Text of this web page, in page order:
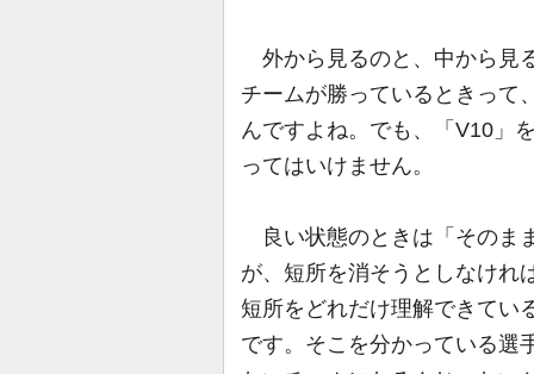
外から見るのと、中から見
チームが勝っているときって
んですよね。でも、「V10」
ってはいけません。
良い状態のときは「そのま
が、短所を消そうとしなけれ
短所をどれだけ理解できてい
です。そこを分かっている選